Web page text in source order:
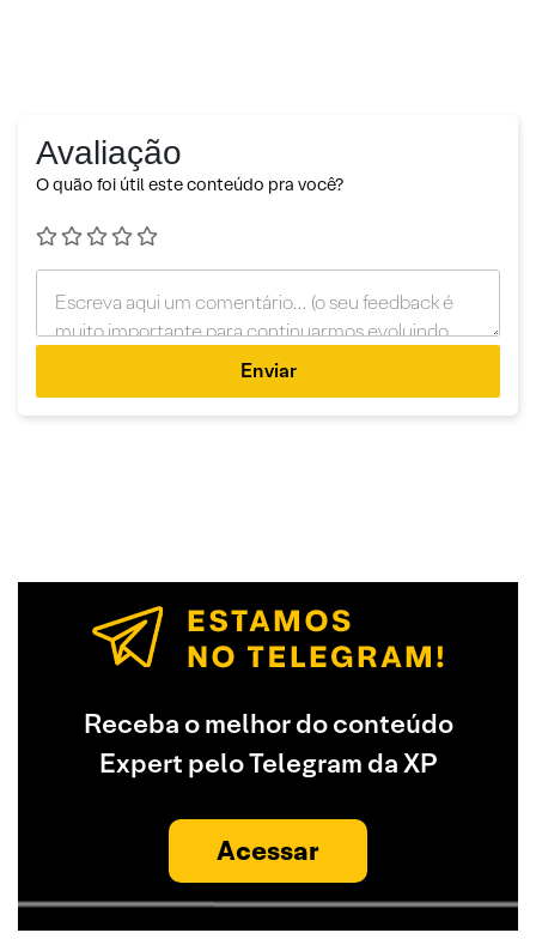
Avaliação
O quão foi útil este conteúdo pra você?
Enviar
Receba o melhor do conteúdo
Expert pelo Telegram da XP
Acessar